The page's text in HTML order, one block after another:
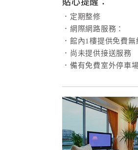
貼心提醒：
．定期整修
．網際網路服務：
．館內1樓提供免費
．尚未提供接送服務
．備有免費室外停車